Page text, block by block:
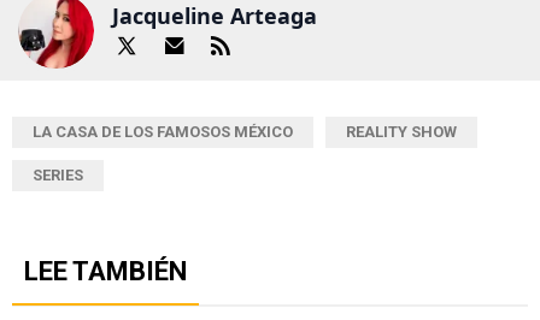
Jacqueline Arteaga
LA CASA DE LOS FAMOSOS MÉXICO REALITY SHOW
SERIES
LEE TAMBIÉN